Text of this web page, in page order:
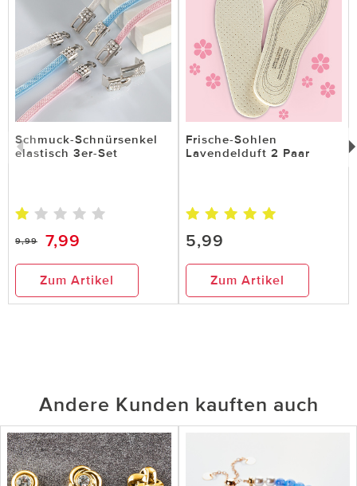
Schmuck-Schnürsenkel
elastisch 3er-Set
9,99 7,99
Zum Artikel
Frische-Sohlen
Lavendelduft 2 Paar
5,99
Zum Artikel
Andere Kunden kauften auch